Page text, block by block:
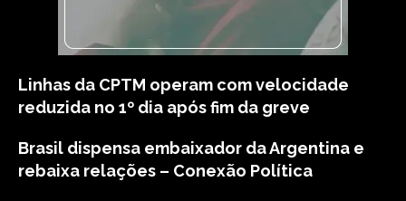
Linhas da CPTM operam com velocidade
reduzida no 1º dia após fim da greve
Brasil dispensa embaixador da Argentina e
rebaixa relações – Conexão Política